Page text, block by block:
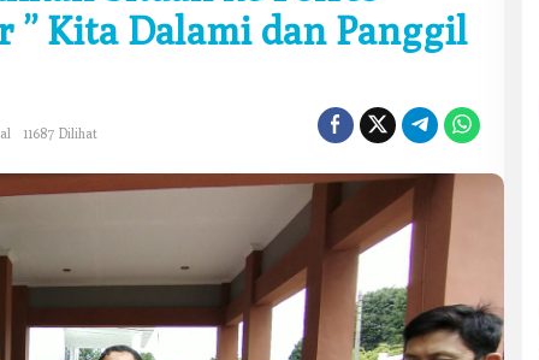
Kita Dalami dan Panggil
11687 Dilihat